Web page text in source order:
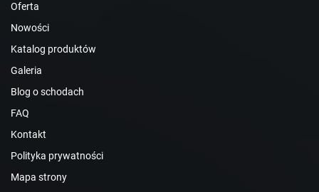
Oferta
Nowości
Katalog produktów
Galeria
Blog o schodach
FAQ
Kontakt
Polityka prywatności
Mapa strony